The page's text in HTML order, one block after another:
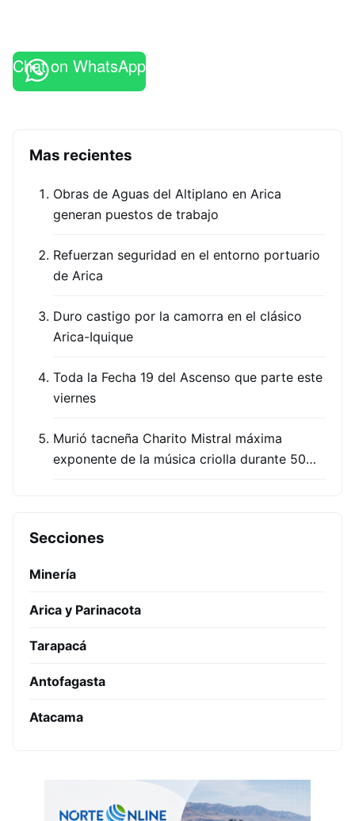
Chat on WhatsApp
Mas recientes
Obras de Aguas del Altiplano en Arica
generan puestos de trabajo
Refuerzan seguridad en el entorno portuario
de Arica
Duro castigo por la camorra en el clásico
Arica-Iquique
Toda la Fecha 19 del Ascenso que parte este
viernes
Murió tacneña Charito Mistral máxima
exponente de la música criolla durante 50…
Secciones
Minería
Arica y Parinacota
Tarapacá
Antofagasta
Atacama